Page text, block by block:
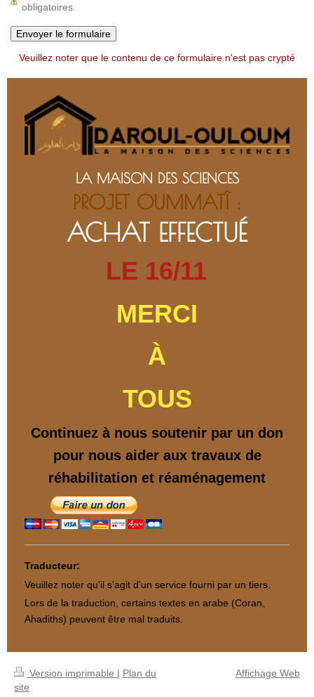
obligatoires.
Veuillez noter que le contenu de ce formulaire n'est pas crypté
LA MAISON DES SCIENCES
PROJET OUMMATÎ :
ACHAT EFFECTUÉ
LE 16/11
MERCI
À
TOUS
Continuez à nous soutenir par un don
pour nous aider aux travaux de
réhabilitation et réaménagement
Traducteur:
Veuillez noter qu'il s'agit d'un service fourni par un tiers.
Lors de la traduction, certains textes en arabe (Coran,
Ahadiths) peuvent être mal traduits.
Version imprimable | Plan du
site
Affichage Web